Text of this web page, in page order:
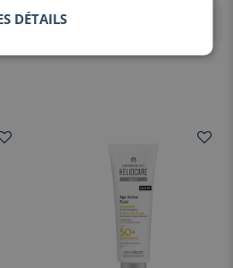
€ 39,70
DÉTAILS